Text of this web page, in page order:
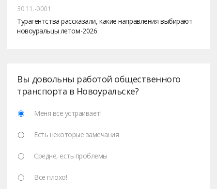
30.11.-0001
Турагентства рассказали, какие направления выбирают
новоуральцы летом-2026
Вы довольны работой общественного
транспорта в Новоуральске?
Меня все устраивает!
Есть некоторые замечания
Средне, есть проблемы
Все плохо!